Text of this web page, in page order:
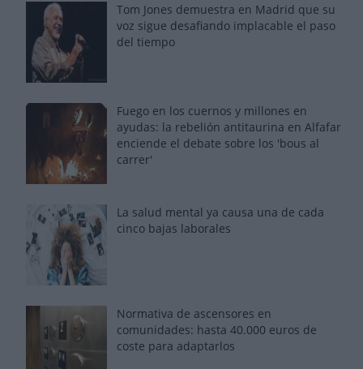
Tom Jones demuestra en Madrid que su
voz sigue desafiando implacable el paso
del tiempo
Fuego en los cuernos y millones en
ayudas: la rebelión antitaurina en Alfafar
enciende el debate sobre los 'bous al
carrer'
La salud mental ya causa una de cada
cinco bajas laborales
Normativa de ascensores en
comunidades: hasta 40.000 euros de
coste para adaptarlos